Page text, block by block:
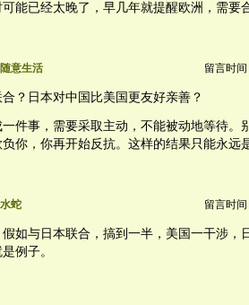
能已经太晚了，早几年就提醒欧洲，需要
随意生活 留言时间
？日本对中国比美国更友好亲善？
件事，需要采取主动，不能被动地等待。
你，你再开始反抗。这样的结果只能永远
水蛇 留言时间
如与日本联合，搞到一半，美国一干涉，
例子。